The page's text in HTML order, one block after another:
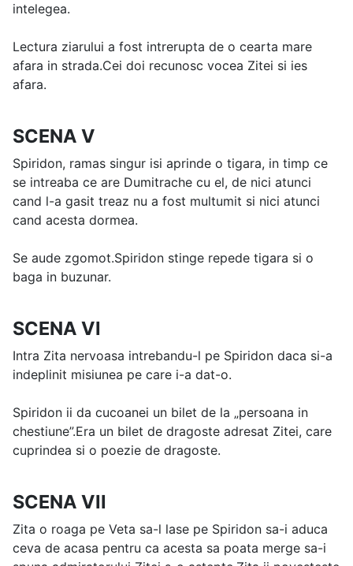
intelegea.
Lectura ziarului a fost intrerupta de o cearta mare
afara in strada.Cei doi recunosc vocea Zitei si ies
afara.
SCENA V
Spiridon, ramas singur isi aprinde o tigara, in timp ce
se intreaba ce are Dumitrache cu el, de nici atunci
cand l-a gasit treaz nu a fost multumit si nici atunci
cand acesta dormea.
Se aude zgomot.Spiridon stinge repede tigara si o
baga in buzunar.
SCENA VI
Intra Zita nervoasa intrebandu-l pe Spiridon daca si-a
indeplinit misiunea pe care i-a dat-o.
Spiridon ii da cucoanei un bilet de la „persoana in
chestiune”.Era un bilet de dragoste adresat Zitei, care
cuprindea si o poezie de dragoste.
SCENA VII
Zita o roaga pe Veta sa-l lase pe Spiridon sa-i aduca
ceva de acasa pentru ca acesta sa poata merge sa-i